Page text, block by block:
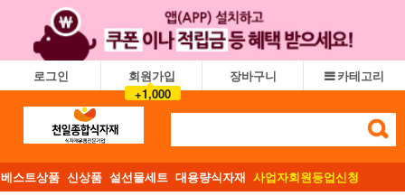
로그인
회원가입
+1,000
장바구니 카테고리
베스트상품 신상품 설선물세트 대용량식자재 사업자회원등업신청